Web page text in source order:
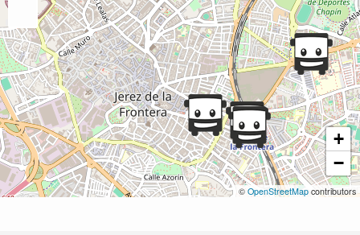
+
−
© OpenStreetMap contributors